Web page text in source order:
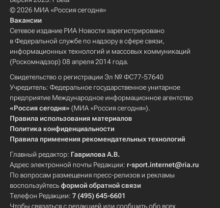
© 2026 МИА «Россия сегодня»
Вакансии
Сетевое издание РИА Новости зарегистрировано
в Федеральной службе по надзору в сфере связи,
информационных технологий и массовых коммуникаций
(Роскомнадзор) 08 апреля 2014 года.
Свидетельство о регистрации Эл № ФС77-57640
Учредитель: Федеральное государственное унитарное
предприятие Международное информационное агентство
«Россия сегодня» (МИА «Россия сегодня»).
Правила использования материалов
Политика конфиденциальности
Правила применения рекомендательных технологий
Главный редактор: Гаврилова А.В.
Адрес электронной почты Редакции: r-sport.internet@ria.ru
По вопросам размещения пресс-релизов и рекламы
воспользуйтесьформой обратной связи
Телефон Редакции: 7 (495) 645-6601
Чтобы связаться с редакцией или сообщить обо всех